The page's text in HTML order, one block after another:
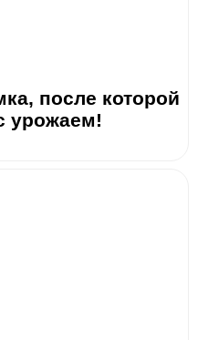
после которой
урожаем!